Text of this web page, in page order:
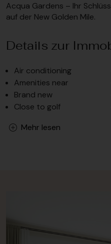
Acqua Gardens – Ihr
auf der New Golden Mile.
Details zur
Air conditioning
Amenities near
Brand new
Close to golf
Mehr lesen